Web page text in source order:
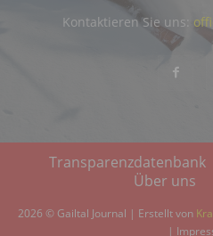
Kontaktieren Sie uns:
Transparenzdatenbank
Über uns
2026 © Gailtal Journal | Erstellt von
|